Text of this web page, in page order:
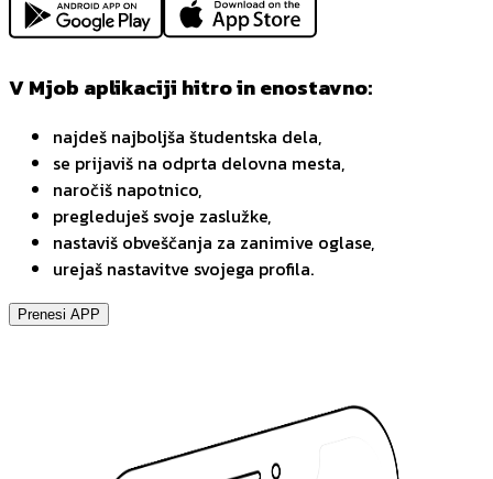
V Mjob aplikaciji hitro in enostavno:
najdeš najboljša študentska dela,
se prijaviš na odprta delovna mesta,
naročiš napotnico,
pregleduješ svoje zaslužke,
nastaviš obveščanja za zanimive oglase,
urejaš nastavitve svojega profila.
Prenesi APP